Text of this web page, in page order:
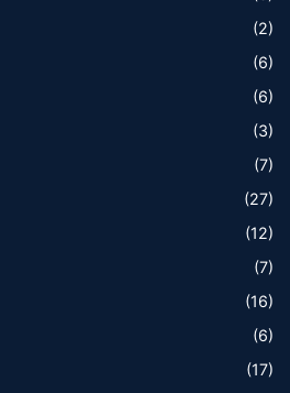
(2)
(6)
(6)
(3)
(7)
(27)
(12)
(7)
(16)
(6)
(17)